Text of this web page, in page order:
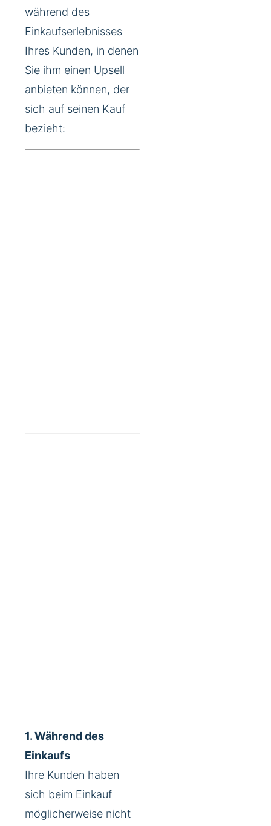
während des
Einkaufserlebnisses
Ihres Kunden, in denen
Sie ihm einen Upsell
anbieten können, der
sich auf seinen Kauf
bezieht:
1. Während des
Einkaufs
Ihre Kunden haben
sich beim Einkauf
möglicherweise nicht